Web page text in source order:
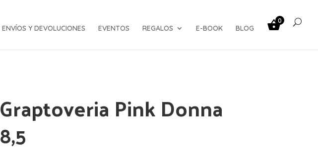
ENVÍOS Y DEVOLUCIONES EVENTOS REGALOS E-BOOK BLOG
0
Graptoveria Pink Donna
8,5